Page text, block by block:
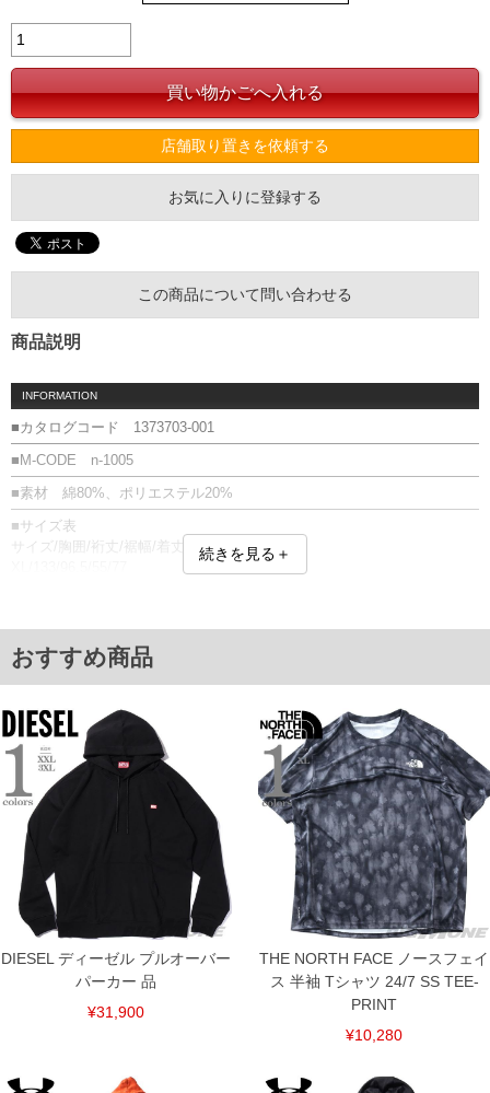
店舗取り置きを依頼する
お気に入りに登録する
この商品について問い合わせる
商品説明
INFORMATION
■カタログコード 1373703-001
■M-CODE n-1005
■素材 綿80%、ポリエステル20%
■サイズ表
サイズ/胸囲/裄丈/裾幅/着丈
単位はcm
※【返品交換について】
ご了承くださいませ。
※【ボトムの裾上げをご希望の場合】
裾上げ料金は500円+税となります。
備考欄に股下●cmとご記入下さい。（裾上げ無料対象商品は1本につき税込6,000円以
上の品が対象。1本5,999円以下の商品は有料（500円+税）となります。）
出荷まで約1週間～20日間程お時間を頂く場合がございます。
尚、裾上げした商品は返品・交換不可となりますので、予めご了承下さい。
一部、お直しに対応出来ない商品がございます。(例：裾にファスナーや調節ひもが付
いている、極端なデザインが施されている等)
※商品によって若干のサイズの誤差がございます。また、お客様がご使用の環境（コ
ンピュータ画面）によって、商品の色味が若干異なる場合がございます。予めご了承
ください。
舗からのお取り寄せ等により、お客様にご迷惑をお掛けしてしまう場合がございま
す。そのようなことがない様最大限に努めておりますが、もしあった場合速やかにご
続きを見る＋
おすすめ商品
DIESEL ディーゼル プルオーバー
パーカー 品
¥31,900
THE NORTH FACE ノースフェイ
ス 半袖 Tシャツ 24/7 SS TEE-
PRINT
¥10,280